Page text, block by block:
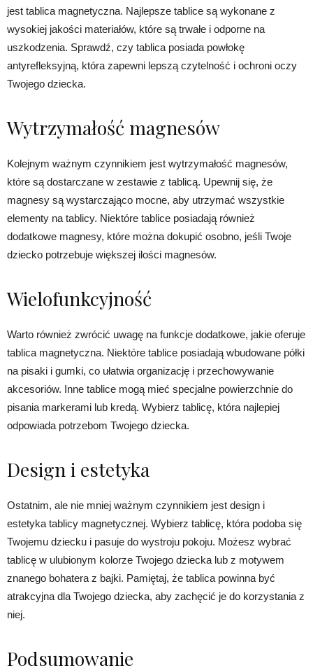
jest tablica magnetyczna. Najlepsze tablice są wykonane z
wysokiej jakości materiałów, które są trwałe i odporne na
uszkodzenia. Sprawdź, czy tablica posiada powłokę
antyrefleksyjną, która zapewni lepszą czytelność i ochroni oczy
Twojego dziecka.
Wytrzymałość magnesów
Kolejnym ważnym czynnikiem jest wytrzymałość magnesów,
które są dostarczane w zestawie z tablicą. Upewnij się, że
magnesy są wystarczająco mocne, aby utrzymać wszystkie
elementy na tablicy. Niektóre tablice posiadają również
dodatkowe magnesy, które można dokupić osobno, jeśli Twoje
dziecko potrzebuje większej ilości magnesów.
Wielofunkcyjność
Warto również zwrócić uwagę na funkcje dodatkowe, jakie oferuje
tablica magnetyczna. Niektóre tablice posiadają wbudowane półki
na pisaki i gumki, co ułatwia organizację i przechowywanie
akcesoriów. Inne tablice mogą mieć specjalne powierzchnie do
pisania markerami lub kredą. Wybierz tablicę, która najlepiej
odpowiada potrzebom Twojego dziecka.
Design i estetyka
Ostatnim, ale nie mniej ważnym czynnikiem jest design i
estetyka tablicy magnetycznej. Wybierz tablicę, która podoba się
Twojemu dziecku i pasuje do wystroju pokoju. Możesz wybrać
tablicę w ulubionym kolorze Twojego dziecka lub z motywem
znanego bohatera z bajki. Pamiętaj, że tablica powinna być
atrakcyjna dla Twojego dziecka, aby zachęcić je do korzystania z
niej.
Podsumowanie